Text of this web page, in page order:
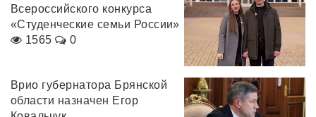
Всероссийского конкурса
«Студенческие семьи России»
1565
0
Врио губернатора Брянской
области назначен Егор